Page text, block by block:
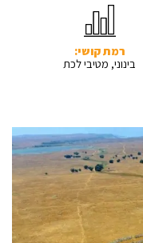
רמת קושי:
בינוני, מטיבי לכת